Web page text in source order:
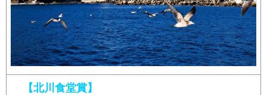
【北川食堂賞】